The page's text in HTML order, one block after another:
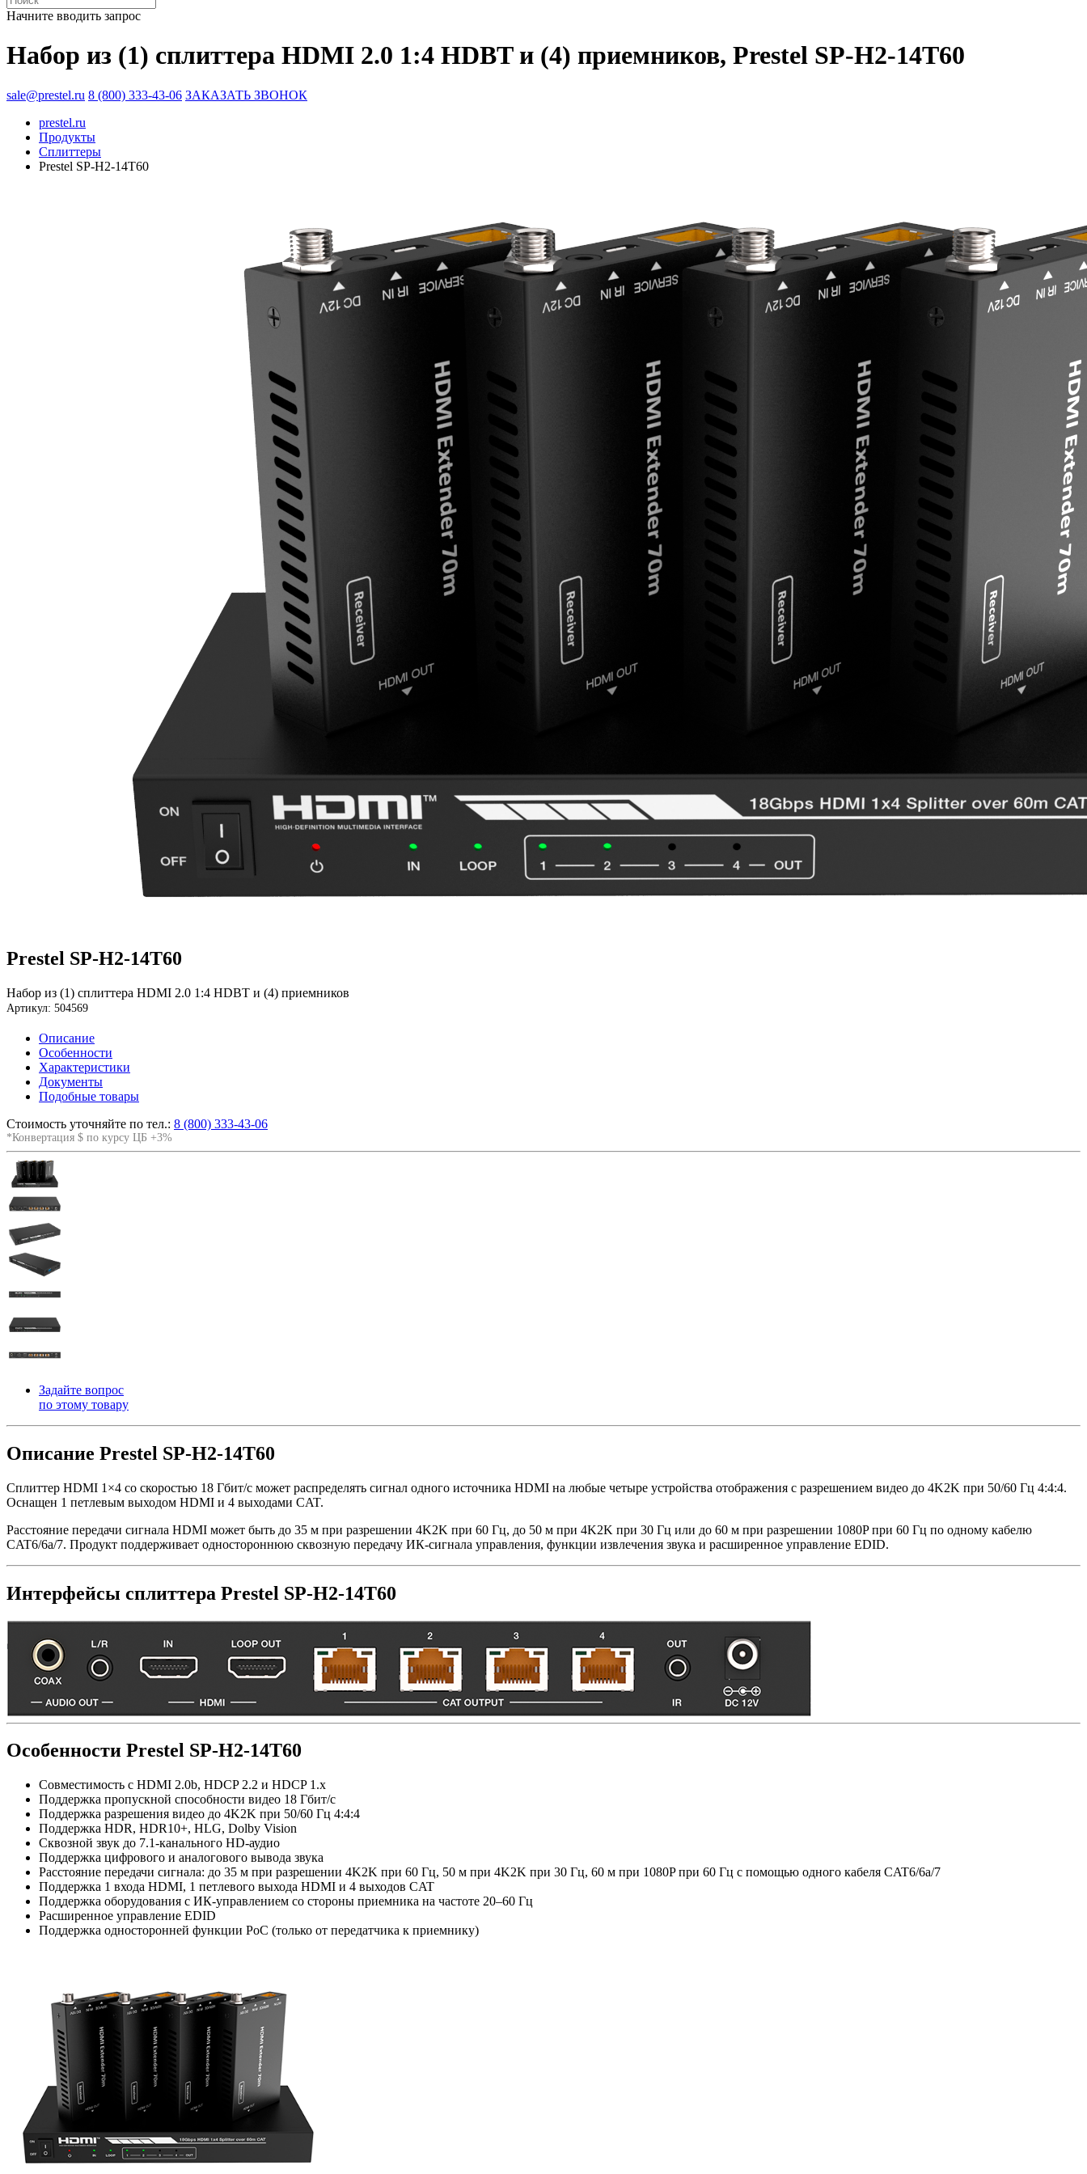
Начните вводить запрос
Набор из (1) сплиттера HDMI 2.0 1:4 HDBT и (4) приемников, Prestel SP-H2-14T60
sale@prestel.ru 8 (800) 333-43-06 ЗАКАЗАТЬ ЗВОНОК
prestel.ru
Продукты
Сплиттеры
Prestel SP-H2-14T60
Prestel SP-H2-14T60
Набор из (1) сплиттера HDMI 2.0 1:4 HDBT и (4) приемников
Артикул: 504569
Описание
Особенности
Характеристики
Документы
Подобные товары
Стоимость уточняйте по тел.: 8 (800) 333-43-06
*Конвертация $ по курсу ЦБ +3%
Задайте вопрос
по этому товару
Описание Prestel SP-H2-14T60
Сплиттер HDMI 1×4 со скоростью 18 Гбит/с может распределять сигнал одного источника HDMI на любые четыре устройства отображения с разрешением видео до 4K2K при 50/60 Гц 4:4:4.
Оснащен 1 петлевым выходом HDMI и 4 выходами CAT.
Расстояние передачи сигнала HDMI может быть до 35 м при разрешении 4K2K при 60 Гц, до 50 м при 4K2K при 30 Гц или до 60 м при разрешении 1080P при 60 Гц по одному кабелю
CAT6/6a/7. Продукт поддерживает одностороннюю сквозную передачу ИК-сигнала управления, функции извлечения звука и расширенное управление EDID.
Интерфейсы сплиттера Prestel SP-H2-14T60
Особенности Prestel SP-H2-14T60
Совместимость с HDMI 2.0b, HDCP 2.2 и HDCP 1.x
Поддержка пропускной способности видео 18 Гбит/с
Поддержка разрешения видео до 4K2K при 50/60 Гц 4:4:4
Поддержка HDR, HDR10+, HLG, Dolby Vision
Сквозной звук до 7.1-канального HD-аудио
Поддержка цифрового и аналогового вывода звука
Расстояние передачи сигнала: до 35 м при разрешении 4K2K при 60 Гц, 50 м при 4K2K при 30 Гц, 60 м при 1080P при 60 Гц с помощью одного кабеля CAT6/6a/7
Поддержка 1 входа HDMI, 1 петлевого выхода HDMI и 4 выходов CAT
Поддержка оборудования с ИК-управлением со стороны приемника на частоте 20–60 Гц
Расширенное управление EDID
Поддержка односторонней функции PoC (только от передатчика к приемнику)